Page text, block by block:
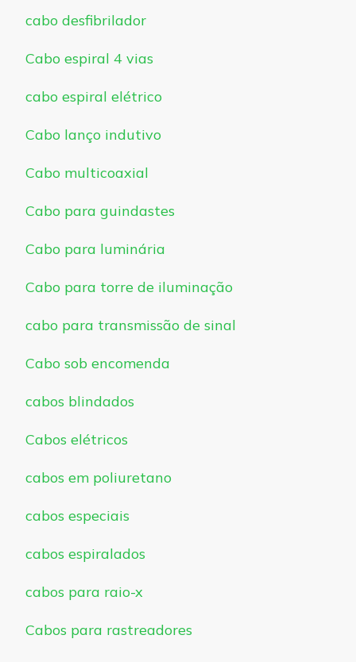
cabo desfibrilador
Cabo espiral 4 vias
cabo espiral elétrico
Cabo lanço indutivo
Cabo multicoaxial
Cabo para guindastes
Cabo para luminária
Cabo para torre de iluminação
cabo para transmissão de sinal
Cabo sob encomenda
cabos blindados
Cabos elétricos
cabos em poliuretano
cabos especiais
cabos espiralados
cabos para raio-x
Cabos para rastreadores